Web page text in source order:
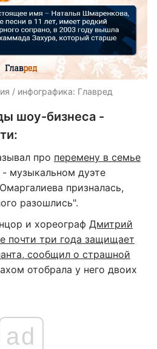
/ инфографика: Главред
шоу-бизнеса -
про перемену в семье
- музыкальном дуэте
призналась,
разошлись".
и хореограф Дмитрий
почти три года защищает
сообщил о страшной
отобрала у него двоих
ad